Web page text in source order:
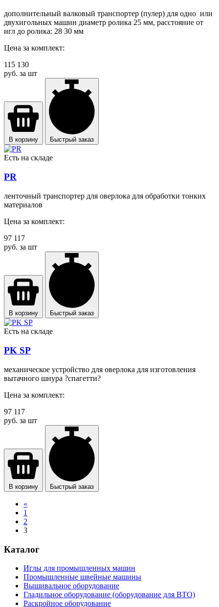
дополнительный валковый транспортер (пулер) для одно или
двухигольных машин диаметр ролика 25 мм, расстояние от
игл до ролика: 28 30 мм
Цена за комплект:
115 130
руб. за шт
В корзину Быстрый заказ
Есть на складе
PR
ленточный транспортер для оверлока для обработки тонких
материалов
Цена за комплект:
97 117
руб. за шт
В корзину Быстрый заказ
Есть на складе
PK SP
механическое устройство для оверлока для изготовления
вытачного шнура ?спагетти?
Цена за комплект:
97 117
руб. за шт
В корзину Быстрый заказ
«
1
2
3
Каталог
Иглы для промышленных машин
Промышленные швейные машины
Вышивальное оборудование
Гладильное оборудование (оборудование для ВТО)
Раскройное оборудование